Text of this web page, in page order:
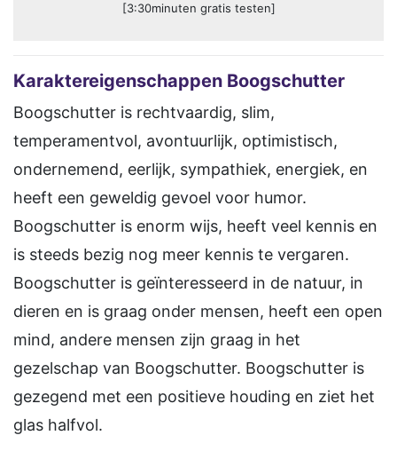
[3:30minuten gratis testen]
Karaktereigenschappen Boogschutter
Boogschutter is rechtvaardig, slim,
temperamentvol, avontuurlijk, optimistisch,
ondernemend, eerlijk, sympathiek, energiek, en
heeft een geweldig gevoel voor humor.
Boogschutter is enorm wijs, heeft veel kennis en
is steeds bezig nog meer kennis te vergaren.
Boogschutter is geïnteresseerd in de natuur, in
dieren en is graag onder mensen, heeft een open
mind, andere mensen zijn graag in het
gezelschap van Boogschutter. Boogschutter is
gezegend met een positieve houding en ziet het
glas halfvol.